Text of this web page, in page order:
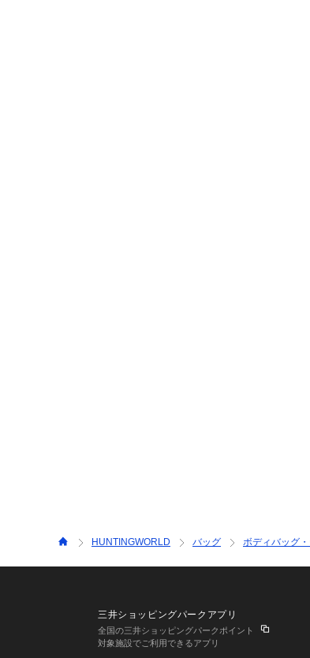
HUNTINGWORLD バッグ ボディバッグ
三井ショッピングパークアプリ
全国の三井ショッピングパークポイント
対象施設でご利用できるアプリ